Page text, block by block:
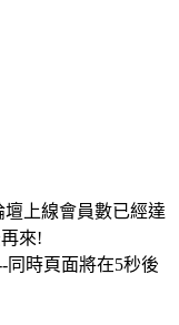
壇上線會員數已經達
來!
同時頁面將在5秒後